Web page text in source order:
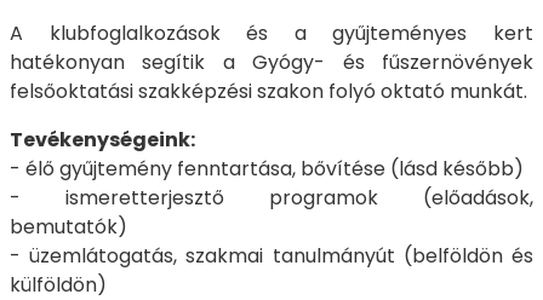
A klubfoglalkozások és a gyűjteményes kert
hatékonyan segítik a Gyógy- és fűszernövények
felsőoktatási szakképzési szakon folyó oktató munkát.
Tevékenységeink:
- élő gyűjtemény fenntartása, bővítése (lásd később)
- ismeretterjesztő programok (előadások,
bemutatók)
- üzemlátogatás, szakmai tanulmányút (belföldön és
külföldön)